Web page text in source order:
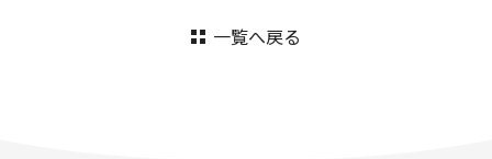
一覧へ戻る